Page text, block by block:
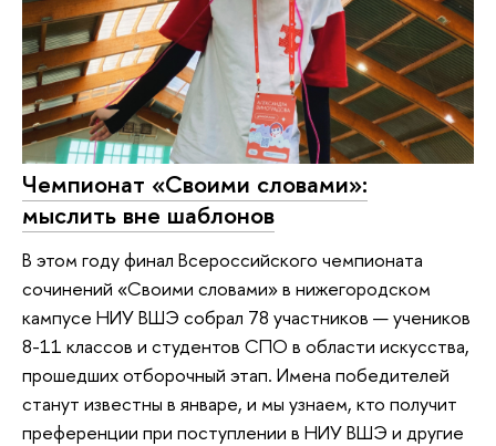
Чемпионат «Своими словами»:
мыслить вне шаблонов
В этом году финал Всероссийского чемпионата
сочинений «Своими словами» в нижегородском
кампусе НИУ ВШЭ собрал 78 участников — учеников
8-11 классов и студентов СПО в области искусства,
прошедших отборочный этап. Имена победителей
станут известны в январе, и мы узнаем, кто получит
преференции при поступлении в НИУ ВШЭ и другие